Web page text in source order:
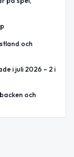
och
i juli 2026 – 2 i
och